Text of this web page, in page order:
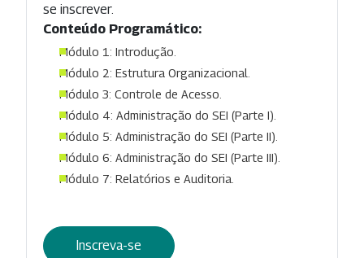
se inscrever.
Conteúdo Programático:
Módulo 1: Introdução.
Módulo 2: Estrutura Organizacional.
Módulo 3: Controle de Acesso.
Módulo 4: Administração do SEI (Parte I).
Módulo 5: Administração do SEI (Parte II).
Módulo 6: Administração do SEI (Parte III).
Módulo 7: Relatórios e Auditoria.
Inscreva-se